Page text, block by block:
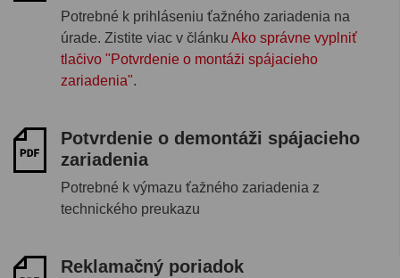
Potrebné k prihláseniu ťažného zariadenia na
úrade. Zistite viac v článku Ako správne vyplniť
tlačivo "Potvrdenie o montáži spájacieho
zariadenia".
Potvrdenie o demontáži spájacieho
zariadenia
Potrebné k výmazu ťažného zariadenia z
technického preukazu
Reklamačný poriadok